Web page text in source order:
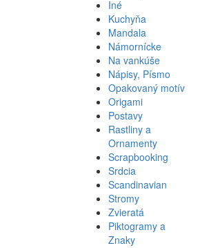
Iné
Kuchyňa
Mandala
Námornícke
Na vankúše
Nápisy, Písmo
Opakovaný motív
Origami
Postavy
Rastliny a
Ornamenty
Scrapbooking
Srdcia
Scandinavian
Stromy
Zvieratá
Piktogramy a
Znaky